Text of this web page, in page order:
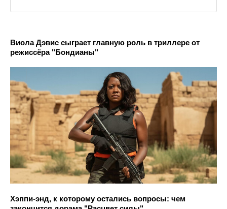
Виола Дэвис сыграет главную роль в триллере от
режиссёра "Бондианы"
Хэппи-энд, к которому остались вопросы: чем